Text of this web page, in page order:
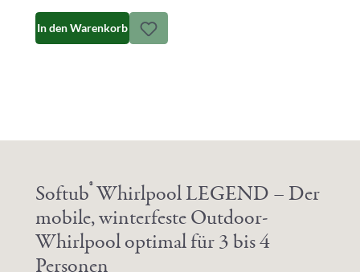
In den Warenkorb
Softub®Whirlpool LEGEND – Der
mobile, winterfeste Outdoor-
Whirlpool optimal für 3 bis 4
Personen